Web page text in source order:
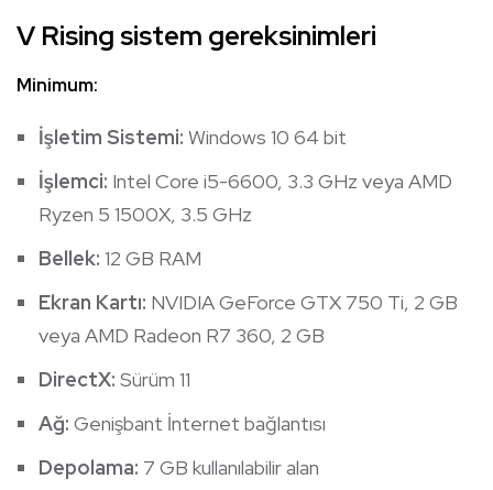
V Rising sistem gereksinimleri
Minimum:
İşletim Sistemi: Windows 10 64 bit
İşlemci: Intel Core i5-6600, 3.3 GHz veya AMD
Ryzen 5 1500X, 3.5 GHz
Bellek: 12 GB RAM
Ekran Kartı: NVIDIA GeForce GTX 750 Ti, 2 GB
veya AMD Radeon R7 360, 2 GB
DirectX: Sürüm 11
Ağ: Genişbant İnternet bağlantısı
Depolama: 7 GB kullanılabilir alan